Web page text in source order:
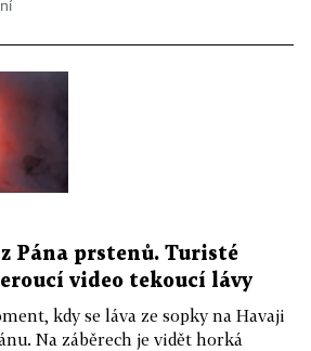
Pána prstenů. Turisté
video tekoucí lávy
kdy se láva ze sopky na Havaji
Na záběrech je vidět horká